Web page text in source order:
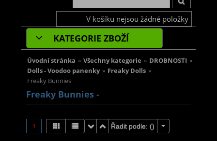
V košíku nejsou žádné položky
KATEGORIE ZBOŽÍ
Úvodní stránka » Všechny kategorie » DROBNOSTI »
Dolls - Voodoo panenky » Freaky Dolls »
Freaky Bunnies
Freaky Bunnies -
1 Řadit podle: ()